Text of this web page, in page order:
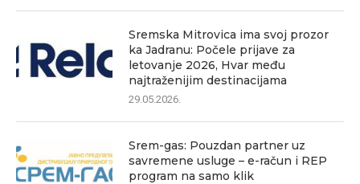
Sremska Mitrovica ima svoj prozor
ka Jadranu: Počele prijave za
letovanje 2026, Hvar među
najtraženijim destinacijama
29.05.2026.
Srem-gas: Pouzdan partner uz
savremene usluge – e-račun i REP
program na samo klik